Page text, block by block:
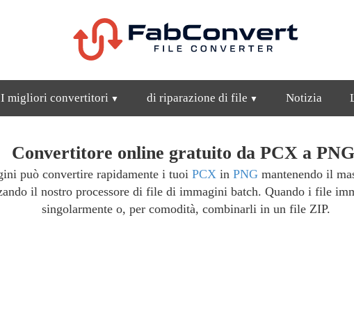
I migliori convertitori di riparazione di file Notizia
Convertitore online gratuito da PCX a
può convertire rapidamente i tuoi PCX in PNG mantenendo il
il nostro processore di file di immagini batch. Quando i file
singolarmente o, per comodità, combinarli in un file ZIP.